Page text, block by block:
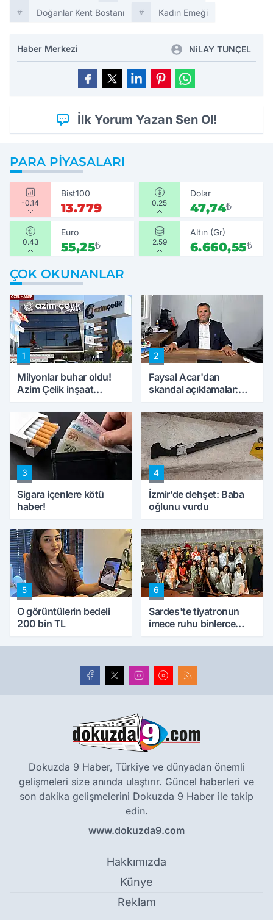
Doğanlar Kent Bostanı
Kadın Emeği
Haber Merkezi NiLAY TUNÇEL
İlk Yorum Yazan Sen Ol!
PARA PIYASALARI
-0.14
Bist100
13.779 0.25
Dolar
47,74₺
0.43
Euro
55,25₺ 2.59
Altın (Gr)
6.660,55₺
ÇOK OKUNANLAR
1
Milyonlar buhar oldu!
Azim Çelik inşaat
konuştu
2
Faysal Acar'dan
skandal açıklamalar:
peynircilerimizi de
kıskaca aldı, müdahale
ettik'
3
Sigara içenlere kötü
haber!
4
İzmir’de dehşet: Baba
oğlunu vurdu
5
O görüntülerin bedeli
200 bin TL
6
Sardes'te tiyatronun
imece ruhu binlerce
Dokuzda 9 Haber, Türkiye ve dünyadan önemli
gelişmeleri size anında ulaştırır. Güncel haberleri ve
son dakika gelişmelerini Dokuzda 9 Haber ile takip
edin.
www.dokuzda9.com
Hakkımızda
Künye
Reklam